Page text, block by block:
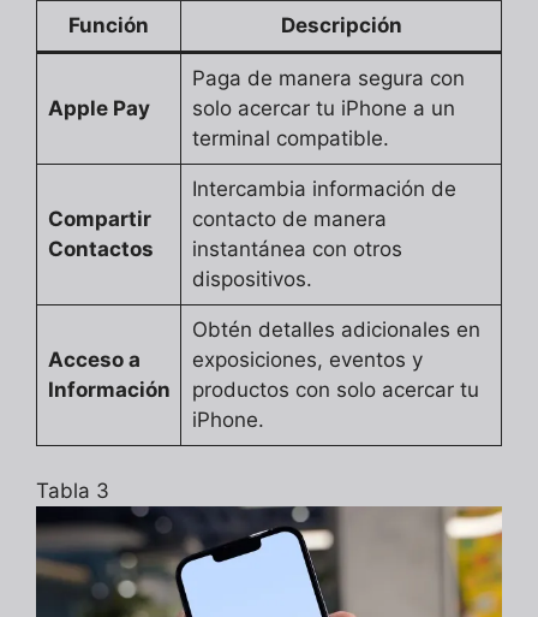
Función Descripción
Apple Pay
Paga de manera segura con
solo acercar tu iPhone a un
terminal compatible.
Compartir
Contactos
Intercambia información de
contacto de manera
instantánea con otros
dispositivos.
Acceso a
Información
Obtén detalles adicionales en
exposiciones, eventos y
productos con solo acercar tu
iPhone.
Tabla 3